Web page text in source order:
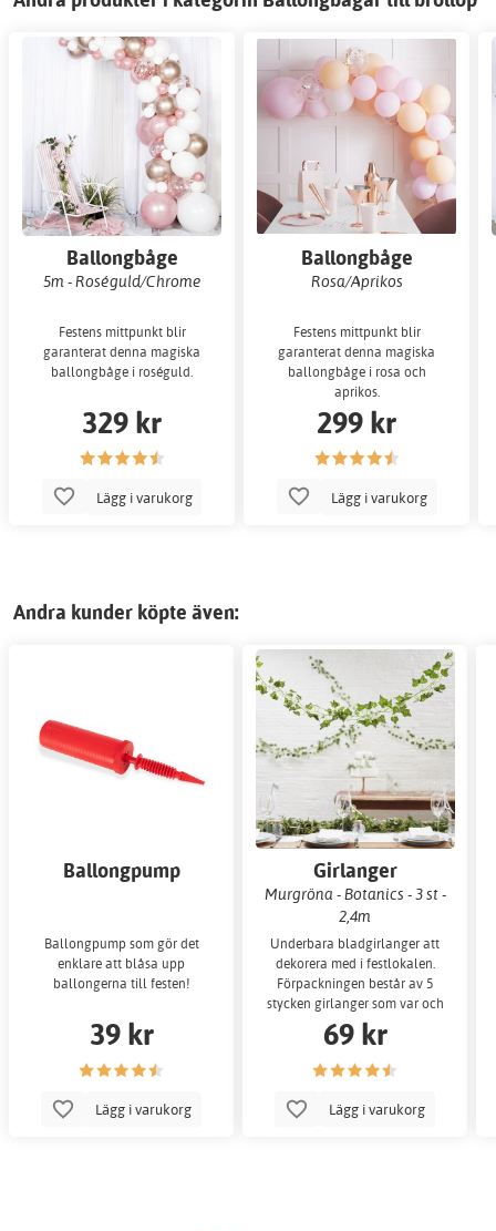
Ballongbåge
5m - Roséguld/Chrome
Festens mittpunkt blir
garanterat denna magiska
ballongbåge i roséguld.
329 kr
Lägg i varukorg
Ballongbåge
Rosa/Aprikos
Festens mittpunkt blir
garanterat denna magiska
ballongbåge i rosa och
aprikos.
299 kr
Lägg i varukorg
Andra kunder köpte även:
Ballongpump
Ballongpump som gör det
enklare att blåsa upp
ballongerna till festen!
39 kr
Lägg i varukorg
Girlanger
Murgröna - Botanics - 3 st -
2,4m
Underbara bladgirlanger att
dekorera med i festlokalen.
Förpackningen består av 5
stycken girlanger som var och
en är 2 meter lå
69 kr
Lägg i varukorg